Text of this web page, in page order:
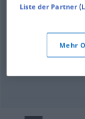
biri(si)nin dili
es hat ihn
Liste der Partner
Mehr